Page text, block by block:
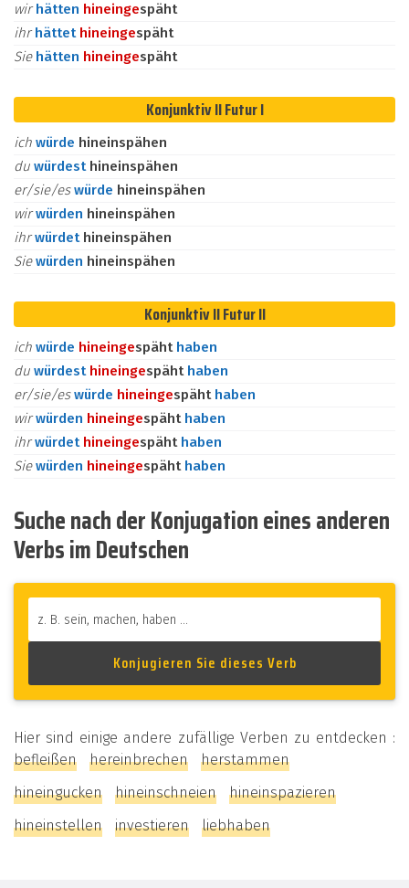
wirhätten hineingespäht
ihrhättet hineingespäht
Sie hätten hineingespäht
Konjunktiv II Futur I
ich würde hineinspähen
du würdest hineinspähen
er/sie/eswürde hineinspähen
wirwürden hineinspähen
ihrwürdet hineinspähen
Siewürden hineinspähen
Konjunktiv II Futur II
ich würde hineingespäht haben
du würdest hineingespäht haben
er/sie/eswürde hineingespäht haben
wirwürden hineingespäht haben
ihrwürdet hineingespäht haben
Siewürden hineingespäht haben
Suche nach der Konjugation eines anderen
Verbs im Deutschen
Hier sind einige andere zufällige Verben zu entdecken :
befleißen
hereinbrechen
herstammen
hineingucken
hineinschneien
hineinspazieren
hineinstellen
investieren liebhaben